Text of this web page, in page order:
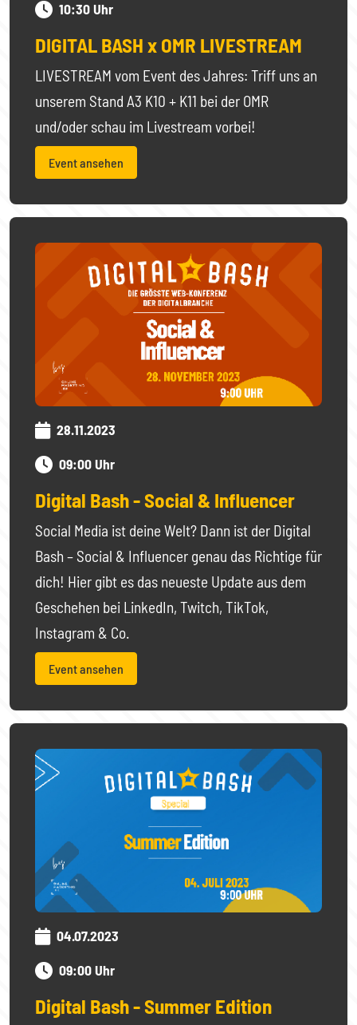
10:30 Uhr
DIGITAL BASH x OMR LIVESTREAM
LIVESTREAM vom Event des Jahres: Triff uns an
unserem Stand A3 K10 + K11 bei der OMR
und/oder schau im Livestream vorbei!
Event ansehen
28.11.2023
09:00 Uhr
Digital Bash - Social & Influencer
Social Media ist deine Welt? Dann ist der Digital
Bash – Social & Influencer genau das Richtige für
dich! Hier gibt es das neueste Update aus dem
Geschehen bei LinkedIn, Twitch, TikTok,
Instagram & Co.
Event ansehen
04.07.2023
09:00 Uhr
Digital Bash - Summer Edition